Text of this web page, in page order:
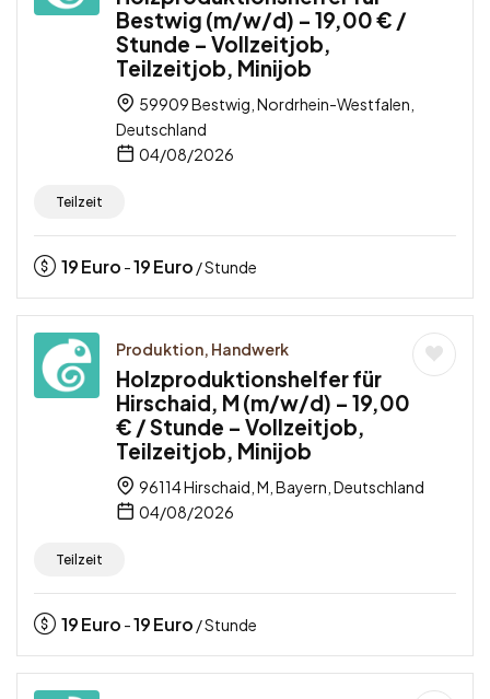
Bestwig (m/w/d) – 19,00 € /
Stunde – Vollzeitjob,
Teilzeitjob, Minijob
59909 Bestwig, Nordrhein-Westfalen,
Deutschland
04/08/2026
Teilzeit
19Euro -19Euro / Stunde
Produktion, Handwerk
Holzproduktionshelfer für
Hirschaid, M (m/w/d) – 19,00
€ / Stunde – Vollzeitjob,
Teilzeitjob, Minijob
96114 Hirschaid, M, Bayern, Deutschland
04/08/2026
Teilzeit
19Euro -19Euro / Stunde